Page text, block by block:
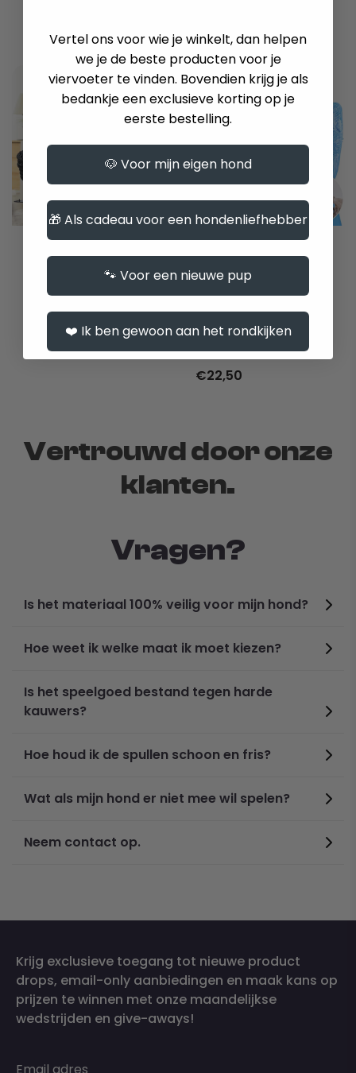
Hygiëne:Ons ontwerp zorgt ervoor dat het voer en
water van je huisdier schoon en vrij van verontreiniging
blijven.
Tijdbesparend:
Geen constante controle meer op het
voedingsschema van je huisdier, onze schalen doen het
allemaal voor je.
✔
Eenvoudig schoonmaken:
Het afneembare en
vaatwasmachinebestendige ontwerp maakt
schoonmaken een fluitje van een cent.
Ruimtebesparend:Ons hangende ontwerp maakt
kostbare ruimte vrij in je huis of dierenverblijf.
Kleur:Oranje, Grijs, Blauw
Materiaal:Plastic
2-in-1 Opvouwbare
Hondenkom –
Voedsel- en
Reizen
€29,95
2-in-1 siliconen
verzorgingshands
choen voor
Hittebestendig en
antislipontwerp
€22,50
Vertrouwd door onze
klanten.
Vragen?
Is het materiaal 100% veilig voor mijn hond?
Hoe weet ik welke maat ik moet kiezen?
Is het speelgoed bestand tegen harde
kauwers?
Hoe houd ik de spullen schoon en fris?
Wat als mijn hond er niet mee wil spelen?
Neem contact op.
Krijg exclusieve toegang tot nieuwe product
drops, email-only aanbiedingen en maak kans op
prijzen te winnen met onze maandelijkse
wedstrijden en give-aways!
Vertel ons voor wie je winkelt, dan helpen
we je de beste producten voor je
viervoeter te vinden. Bovendien krijg je als
bedankje een exclusieve korting op je
eerste bestelling.
🐶 Voor mijn eigen hond
🎁 Als cadeau voor een hondenliefhebber
🐾 Voor een nieuwe pup
❤️ Ik ben gewoon aan het rondkijken